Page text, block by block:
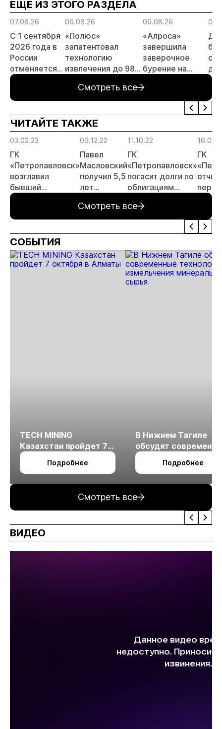
ЕЩЕ ИЗ ЭТОГО РАЗДЕЛА
07.08.26
С 1 сентября
2026 года в
России
отменяется
заявительный
россыпи:
отраслевые
риски и
прогнозы для
МСБ
06.08.26
«Полюс»
запатентовал
технологию
извлечения до 98%
металлургического
шлака
06.08.26
«Алроса»
завершила
заверочное
бурение на
месторождении
Дегдекан
Смотреть все
ЧИТАЙТЕ ТАКЖЕ
03.02.23
ГК
«Петропавловск»
возглавил
бывший
руководитель
«Полюс» Федор
Кирсанов
06.12.22
Павел
Масловский
получил 5,5
лет
11.10.22
ГК
«Петропавловск»
погасит долги по
облигациям
года
ГК
Смотреть все
СОБЫТИЯ
TECH MINING
Казахстан пройдет 7
октября в Алматы
Подробнее
В Нижнем Тагиле
обсудят
технологии
измельчения
Подробнее
Смотреть все
ВИДЕО